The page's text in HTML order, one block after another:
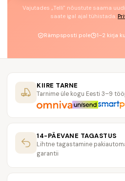
Vajutades „Telli" nõustute saama
saate igal ajal tühistada.
Rämpsposti pole 1–2 kirja
KIIRE TARNE
Tarnime üle kogu Eesti 3–9
14-PÄEVANE TAGASTUS
Lihtne tagastamine
garantii